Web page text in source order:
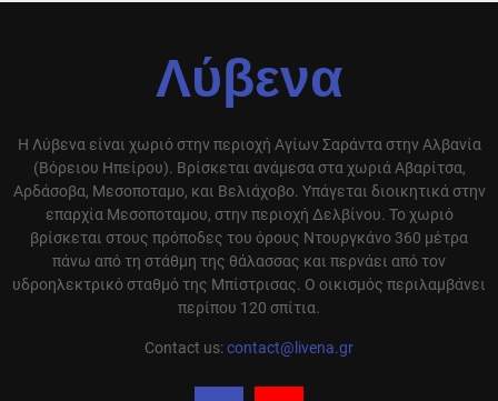
Λύβενα
Η Λύβενα είναι χωριό στην περιοχή Αγίων Σαράντα στην Αλβανία
(Βόρειου Ηπείρου). Βρίσκεται ανάμεσα στα χωριά Αβαρίτσα,
Αρδάσοβα, Μεσοποταμο, και Βελιάχοβο. Υπάγεται διοικητικά στην
επαρχία Μεσοποταμου, στην περιοχή Δελβίνου. Το χωριό
βρίσκεται στους πρόποδες του όρους Ντουργκάνο 360 μέτρα
πάνω από τη στάθμη της θάλασσας και περνάει από τον
υδροηλεκτρικό σταθμό της Μπίστρισας. Ο οικισμός περιλαμβάνει
περίπου 120 σπίτια.
Contact us:contact@livena.gr